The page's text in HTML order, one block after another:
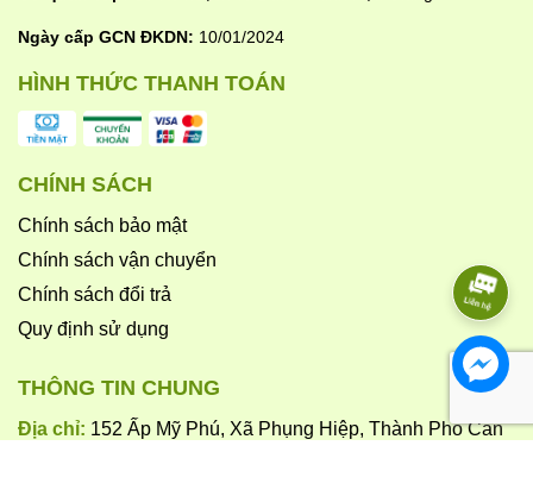
Ngày cấp GCN ĐKDN: 10/01/2024
HÌNH THỨC THANH TOÁN
CHÍNH SÁCH
Chính sách bảo mật
Chính sách vận chuyển
Chính sách đổi trả
Quy định sử dụng
THÔNG TIN CHUNG
Địa chỉ: 152 Ấp Mỹ Phú, Xã Phụng Hiệp, Thành Phố Cần